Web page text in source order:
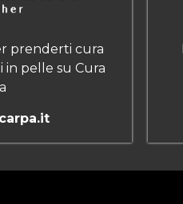
prenderti cura
pelle su Cura